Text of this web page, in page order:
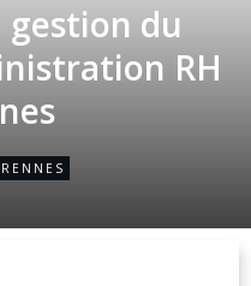
du
RH